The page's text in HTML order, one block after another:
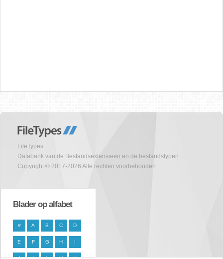
FileTypes
Databank van de Bestandsextensieen en de bestandstypen
Copyright © 2017-2026 Alle rechten voorbehouden
Blader op alfabet
# A B C D
E F G H I